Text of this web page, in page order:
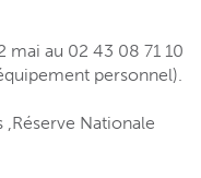
mai au 02 43 08 71 10
personnel).
,Réserve Nationale